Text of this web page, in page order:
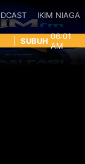
IKIM NIAGA
SUBUH 06:01
AM